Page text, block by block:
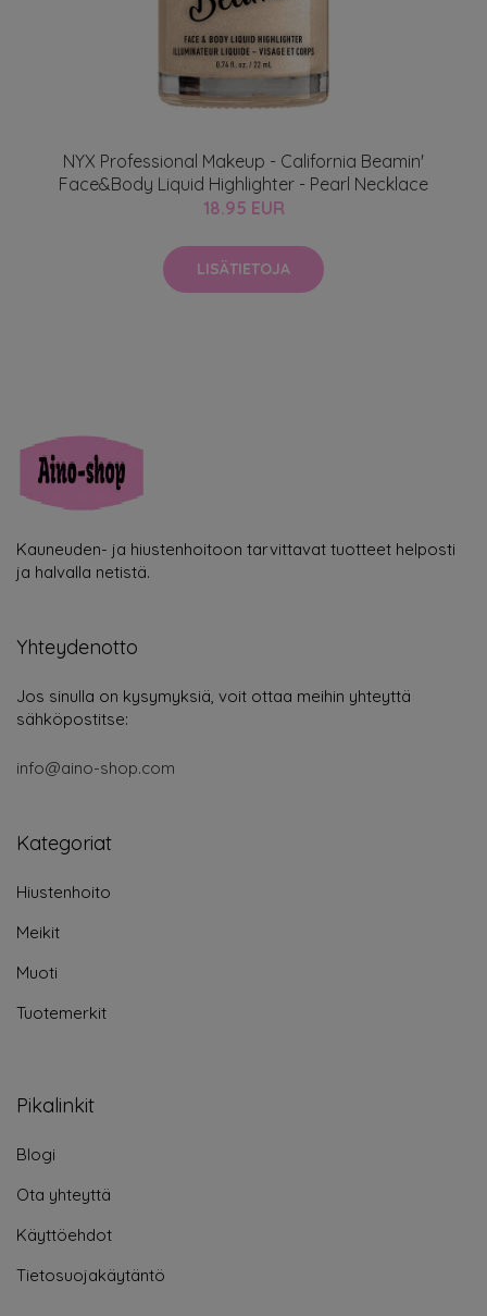
NYX Professional Makeup - California Beamin'
Face&Body Liquid Highlighter - Pearl Necklace
18.95 EUR
LISÄTIETOJA
Kauneuden- ja hiustenhoitoon tarvittavat tuotteet helposti
ja halvalla netistä.
Yhteydenotto
Jos sinulla on kysymyksiä, voit ottaa meihin yhteyttä
sähköpostitse:
info@aino-shop.com
Kategoriat
Hiustenhoito
Meikit
Muoti
Tuotemerkit
Pikalinkit
Blogi
Ota yhteyttä
Käyttöehdot
Tietosuojakäytäntö